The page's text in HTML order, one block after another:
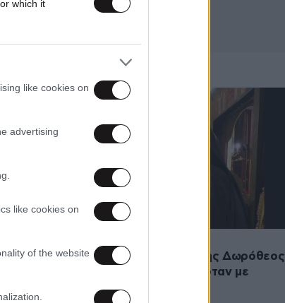
which it
like cookies on
advertising
like cookies on
of the website
–
Εκοιμήθη ο Αρχιμανδρίτης Δωρόθεος
Τζεβελέκας – Νοσηλευόταν με
κορονοϊό